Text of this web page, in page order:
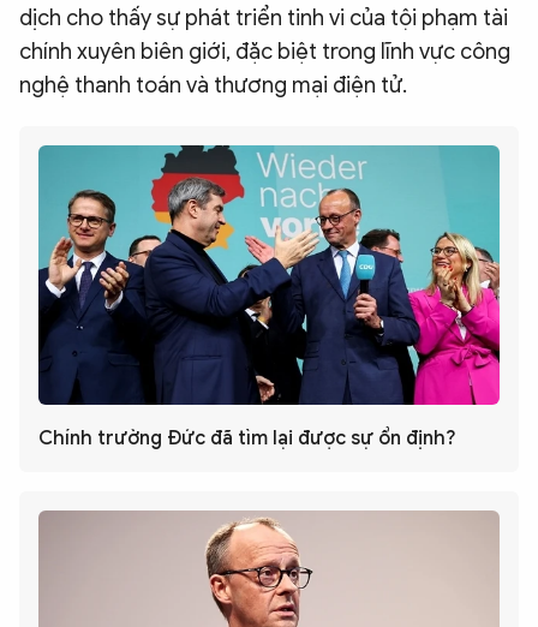
dịch cho thấy sự phát triển tinh vi của tội phạm tài
chính xuyên biên giới, đặc biệt trong lĩnh vực công
nghệ thanh toán và thương mại điện tử.
Chính trường Đức đã tìm lại được sự ổn định?